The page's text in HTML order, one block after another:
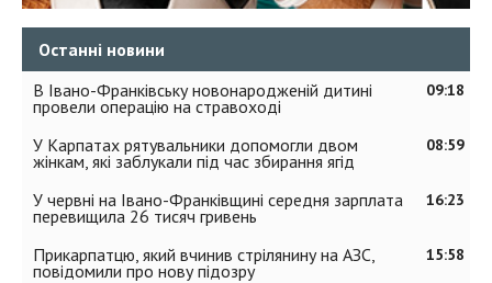
Останні новини
09:18
В Івано-Франківську новонародженій дитині
провели операцію на стравоході
08:59
У Карпатах рятувальники допомогли двом
жінкам, які заблукали під час збирання ягід
16:23
У червні на Івано-Франківщині середня зарплата
перевищила 26 тисяч гривень
15:58
Прикарпатцю, який вчинив стрілянину на АЗС,
повідомили про нову підозру